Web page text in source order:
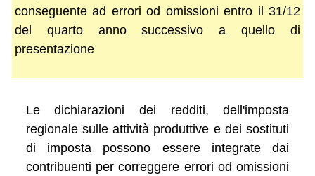
conseguente ad errori od omissioni entro il 31/12
del quarto anno successivo a quello di
presentazione
Le dichiarazioni dei redditi, dell'imposta
regionale sulle attività produttive e dei sostituti
di imposta possono essere integrate dai
contribuenti per correggere errori od omissioni